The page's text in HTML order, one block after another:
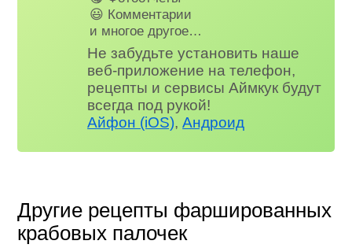
😃 Комментарии
и многое другое…
Не забудьте установить наше
веб-приложение на телефон,
рецепты и сервисы Аймкук будут
всегда под рукой!
Айфон (iOS),Андроид
Другие рецепты фаршированных
крабовых палочек